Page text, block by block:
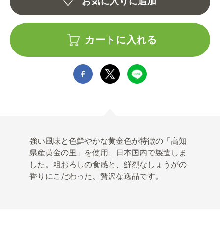
カートに入れる
強い風味と色鮮やかな黄金色が特徴の「高知
県産黄金の里」を使用、日本国内で製造しま
した。粗おろしの食感と、鮮烈なしょうがの
香りにこだわった、贅沢な逸品です。